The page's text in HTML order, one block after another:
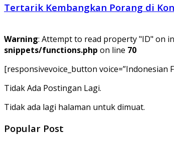
Tertarik Kembangkan Porang di
Warning: Attempt to read property "ID" on
snippets/functions.php on line 70
[responsivevoice_button voice=”Indonesian
Tidak Ada Postingan Lagi.
Tidak ada lagi halaman untuk dimuat.
Popular Post